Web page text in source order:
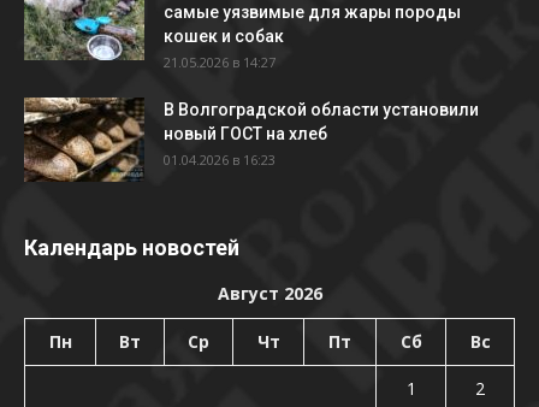
самые уязвимые для жары породы
кошек и собак
21.05.2026 в 14:27
В Волгоградской области установили
новый ГОСТ на хлеб
01.04.2026 в 16:23
Календарь новостей
Август 2026
Пн Вт Ср Чт Пт Сб Вс
1
2